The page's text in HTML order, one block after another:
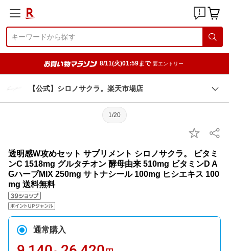
8/11(火)01:59まで 要エントリー
【公式】シロノサクラ。楽天市場店
1/20
透明感W攻めセット サプリメント シロノサクラ。 ビタミ
ンC 1518mg グルタチオン 酵母由来 510mg ビタミンD A
GハーブMIX 250mg サトナシール 100mg ヒシエキス 100
mg 送料無料
通常購入